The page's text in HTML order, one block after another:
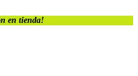
en tienda!